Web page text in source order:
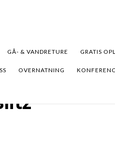
GÅ- & VANDRETURE GRATIS
OVERNATNING